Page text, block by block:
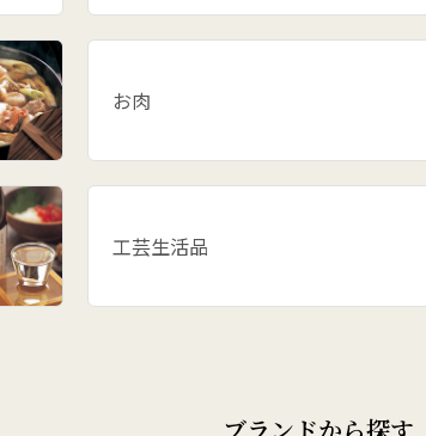
お肉
工芸生活品